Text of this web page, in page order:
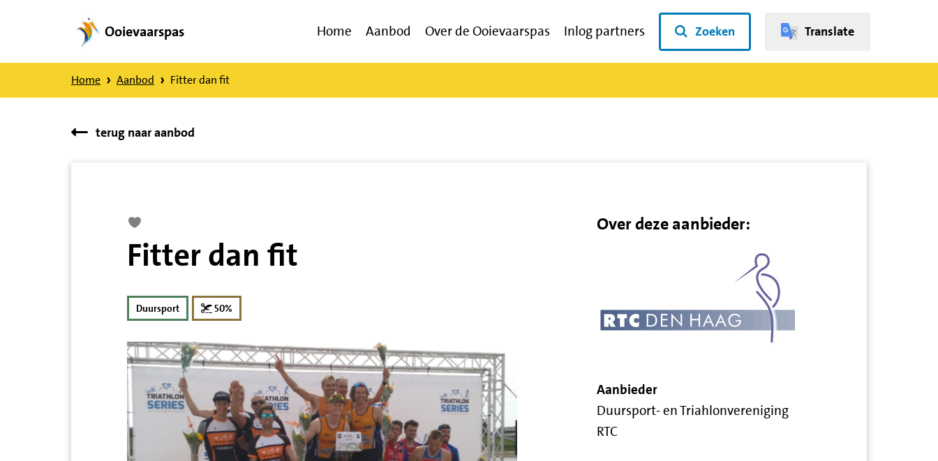
naar
Ooievaarspas Home Aanbod Over de Ooievaarspas Inlog partners Zoeken Translate
Home Aanbod Fitter dan fit
terug naar aanbod
Fitter dan fit
Duursport 50%
Over deze aanbieder:
Aanbieder
Duursport- en Triahlonvereniging
RTC